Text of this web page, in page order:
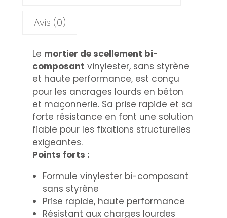
Avis (0)
Le mortier de scellement bi-
composant vinylester, sans styrène
et haute performance, est conçu
pour les ancrages lourds en béton
et maçonnerie. Sa prise rapide et sa
forte résistance en font une solution
fiable pour les fixations structurelles
exigeantes.
Points forts :
Formule vinylester bi-composant
sans styrène
Prise rapide, haute performance
Résistant aux charges lourdes